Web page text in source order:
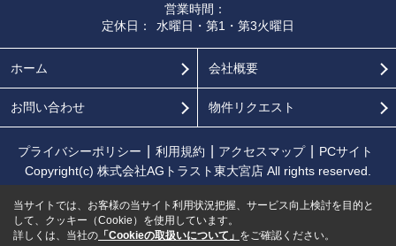
営業時間：
定休日：
水曜日・第1・第3火曜日
ホーム 会社概要
お問い合わせ 物件リクエスト
プライバシーポリシー 利用規約 アクセスマップ
PCサイト
Copyright(c) 株式会社AGトラスト東大宮店 All rights reserved.
当サイトでは、お客様の当サイト利用状況把握、サービス向上検討を目的と
して、クッキー（Cookie）を使用しています。
詳しくは、当社の 「Cookieの取扱いについて」 をご確認ください。